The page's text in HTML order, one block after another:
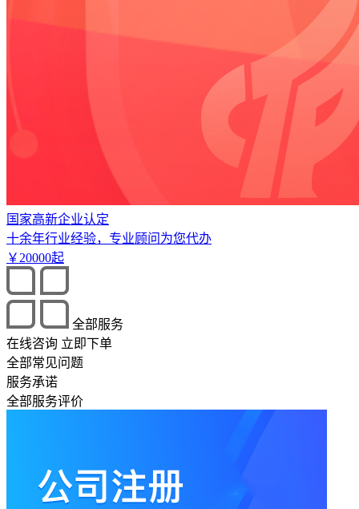
国家高新企业认定
十余年行业经验，专业顾问为您代办
￥ 20000起
全部服务
在线咨询 立即下单
全部常见问题
服务承诺
全部服务评价